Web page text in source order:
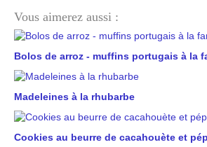
Vous aimerez aussi :
Bolos de arroz - muffins portugais à la
Madeleines à la rhubarbe
Cookies au beurre de cacahouète et